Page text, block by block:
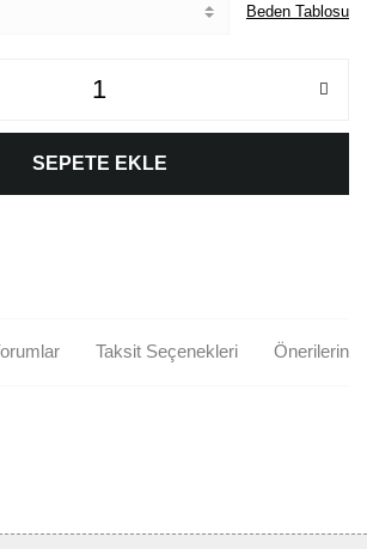
Beden Tablosu
SEPETE EKLE
Taksit Seçenekleri Önerileriniz